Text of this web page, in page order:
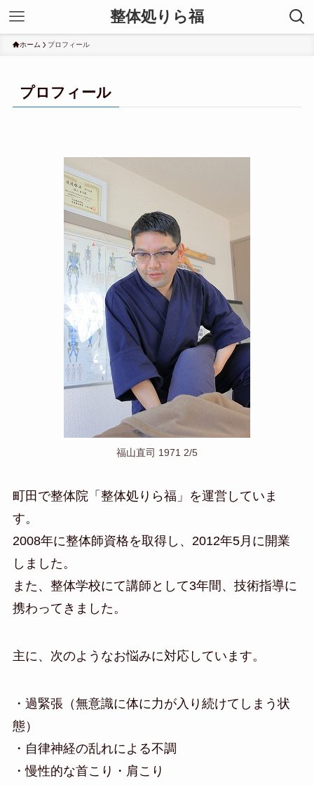
整体処りら福
ホーム プロフィール
プロフィール
福山直司 1971 2/5
町田で整体院「整体処りら福」を運営していま
す。
2008年に整体師資格を取得し、2012年5月に開業
しました。
また、整体学校にて講師として3年間、技術指導に
携わってきました。
主に、次のようなお悩みに対応しています。
・過緊張（無意識に体に力が入り続けてしまう状
態）
・自律神経の乱れによる不調
・慢性的な首こり・肩こり